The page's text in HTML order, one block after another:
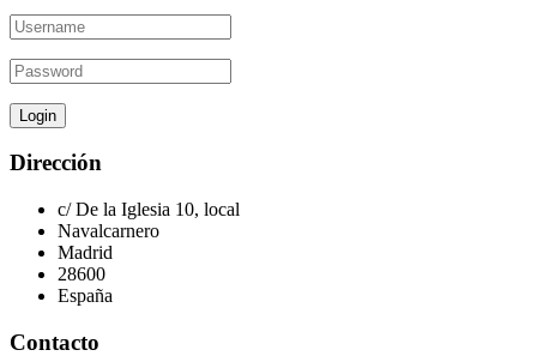
Dirección
c/ De la Iglesia 10, local
Navalcarnero
Madrid
28600
España
Contacto